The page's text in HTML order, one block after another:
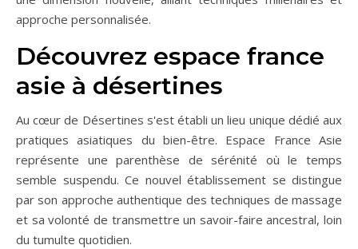
approche personnalisée.
Découvrez espace france
asie à désertines
Au cœur de Désertines s'est établi un lieu unique dédié aux
pratiques asiatiques du bien-être. Espace France Asie
représente une parenthèse de sérénité où le temps
semble suspendu. Ce nouvel établissement se distingue
par son approche authentique des techniques de massage
et sa volonté de transmettre un savoir-faire ancestral, loin
du tumulte quotidien.